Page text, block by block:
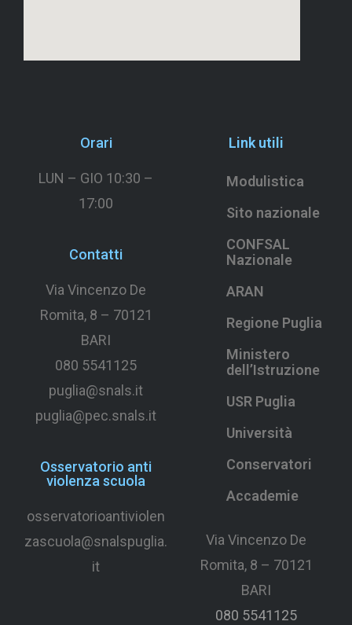
Orari
LUN – GIO 10:30 –
17:00
Contatti
Via Vincenzo De
Romita, 8 – 70121
BARI
080 5541125
puglia@snals.it
puglia@pec.snals.it
Osservatorio anti
violenza scuola
osservatorioantiviolen
zascuola@snalspuglia.
it
Link utili
Modulistica
Sito nazionale
CONFSAL
Nazionale
ARAN
Regione Puglia
Ministero
dell’Istruzione
USR Puglia
Università
Conservatori
Accademie
Via Vincenzo De
Romita, 8 – 70121
BARI
080 5541125